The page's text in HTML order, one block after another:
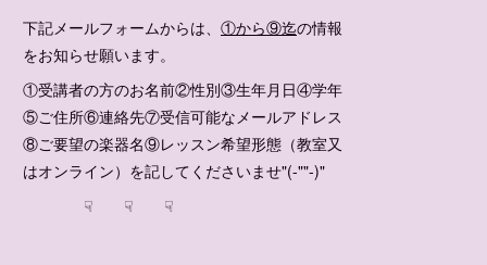
下記メールフォームからは、 ①から⑨迄の情報
をお知らせ願います。
①受講者の方のお名前②性別③生年月日④学年
⑤ご住所⑥連絡先⑦受信可能なメールアドレス
⑧ご要望の楽器名⑨レッスン希望形態（教室又
はオンライン）を記してくださいませ"(-""-)"
☟ ☟ ☟